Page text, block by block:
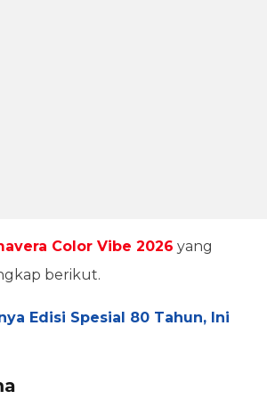
Color Vibe 2026 yang
berikut.
Edisi Spesial 80 Tahun, Ini